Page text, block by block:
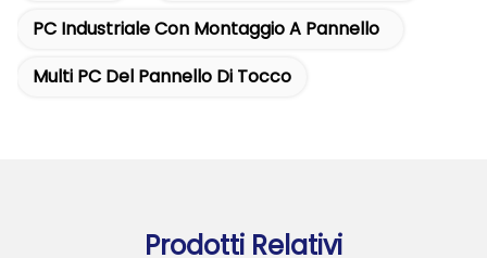
PC Industriale Con Montaggio A Pannello
Multi PC Del Pannello Di Tocco
Prodotti Relativi